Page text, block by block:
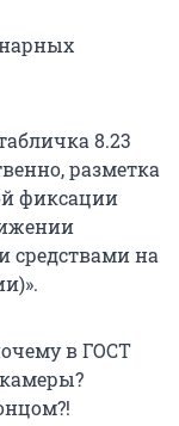
8.23
разметка
фиксации
средствами на
в ГОСТ